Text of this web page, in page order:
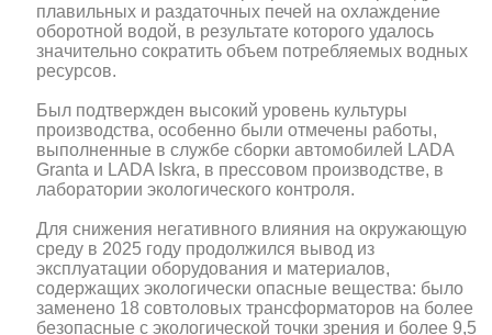
плавильных и раздаточных печей на охлаждение
оборотной водой, в результате которого удалось
значительно сократить объем потребляемых водных
ресурсов.
Был подтвержден высокий уровень культуры
производства, особенно были отмечены работы,
выполненные в службе сборки автомобилей LADA
Granta и LADA Iskra, в прессовом производстве, в
лаборатории экологического контроля.
Для снижения негативного влияния на окружающую
среду в 2025 году продолжился вывод из
эксплуатации оборудования и материалов,
содержащих экологически опасные вещества: было
заменено 18 совтоловых трансформаторов на более
безопасные с экологической точки зрения и более 9,5